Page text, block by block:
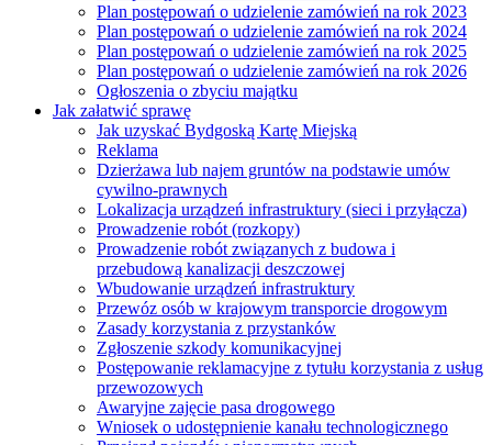
Plan postępowań o udzielenie zamówień na rok 2023
Plan postępowań o udzielenie zamówień na rok 2024
Plan postępowań o udzielenie zamówień na rok 2025
Plan postępowań o udzielenie zamówień na rok 2026
Ogłoszenia o zbyciu majątku
Jak załatwić sprawę
Jak uzyskać Bydgoską Kartę Miejską
Reklama
Dzierżawa lub najem gruntów na podstawie umów
cywilno-prawnych
Lokalizacja urządzeń infrastruktury (sieci i przyłącza)
Prowadzenie robót (rozkopy)
Prowadzenie robót związanych z budowa i
przebudową kanalizacji deszczowej
Wbudowanie urządzeń infrastruktury
Przewóz osób w krajowym transporcie drogowym
Zasady korzystania z przystanków
Zgłoszenie szkody komunikacyjnej
Postępowanie reklamacyjne z tytułu korzystania z usług
przewozowych
Awaryjne zajęcie pasa drogowego
Wniosek o udostępnienie kanału technologicznego